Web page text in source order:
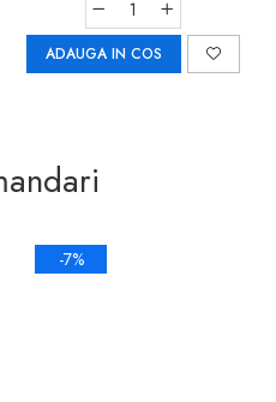
ADAUGA IN COS
-7%